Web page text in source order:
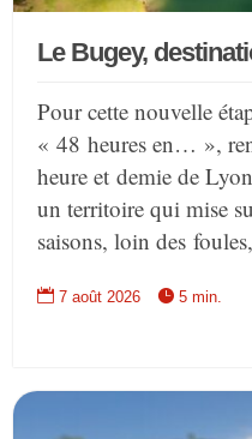
Le Bugey,
Pour cette nouvelle
« 48 heures en… »,
heure et demie de
un territoire qui mise
saisons, loin des
 7 août 2026  5 min.